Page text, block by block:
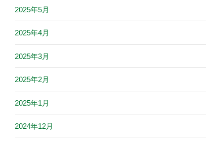
2025年5月
2025年4月
2025年3月
2025年2月
2025年1月
2024年12月